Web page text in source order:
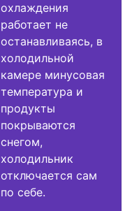
охлаждения
работает не
останавливаясь, в
холодильной
камере минусовая
температура и
продукты
покрываются
снегом,
холодильник
отключается сам
по себе.